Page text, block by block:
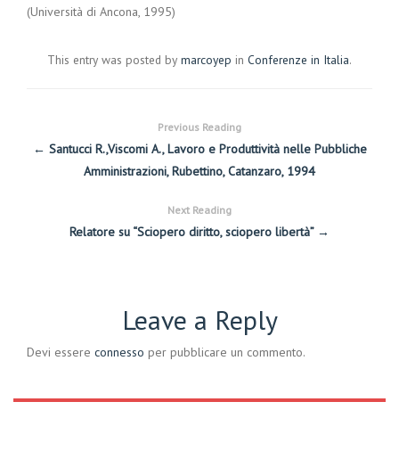
(Università di Ancona, 1995)
This entry was posted by marcoyep in Conferenze in Italia.
Previous Reading
← Santucci R.,Viscomi A., Lavoro e Produttività nelle Pubbliche
Amministrazioni, Rubettino, Catanzaro, 1994
Next Reading
Relatore su “Sciopero diritto, sciopero libertà” →
Leave a Reply
Devi essere connesso per pubblicare un commento.